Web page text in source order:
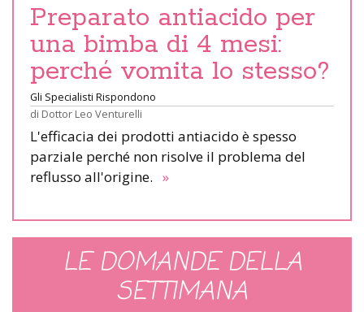
Preparato antiacido per
una bimba di 4 mesi:
perché vomita lo stesso?
Gli Specialisti Rispondono
di Dottor Leo Venturelli
L'efficacia dei prodotti antiacido è spesso
parziale perché non risolve il problema del
reflusso all'origine. »
LE DOMANDE DELLA
SETTIMANA